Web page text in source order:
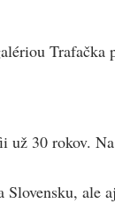
Trafačka
30 rokov.